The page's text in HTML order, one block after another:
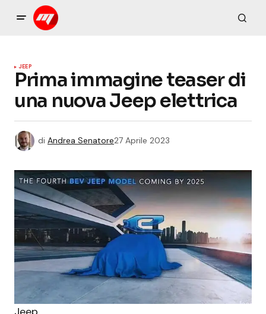
JEEP
Prima immagine teaser di
una nuova Jeep elettrica
di Andrea Senatore27 Aprile 2023